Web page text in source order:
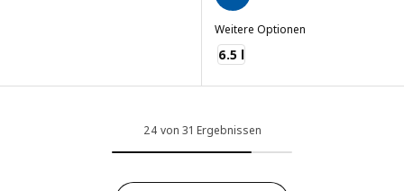
Weitere Optionen
VARDAGEN
6.5 l
24 von 31 Ergebnissen